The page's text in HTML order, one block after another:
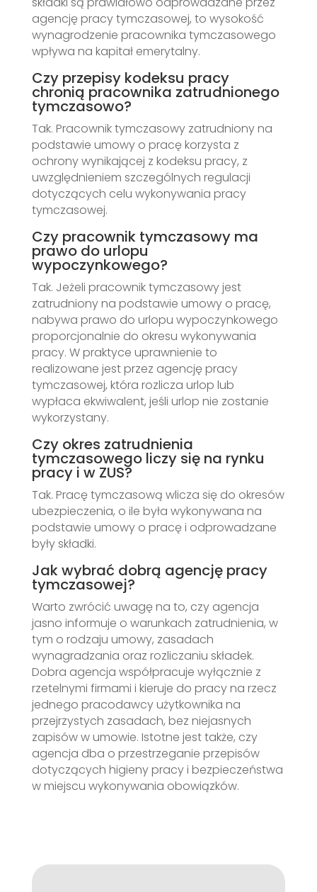
agencję pracy tymczasowej, to wysokość
wynagrodzenie pracownika tymczasowego
wpływa na kapitał emerytalny.
Czy przepisy kodeksu pracy
chronią pracownika zatrudnionego
tymczasowo?
Tak. Pracownik tymczasowy zatrudniony na
podstawie umowy o pracę korzysta z
ochrony wynikającej z kodeksu pracy, z
uwzględnieniem szczególnych regulacji
dotyczących celu wykonywania pracy
tymczasowej.
Czy pracownik tymczasowy ma
prawo do urlopu
wypoczynkowego?
Tak. Jeżeli pracownik tymczasowy jest
zatrudniony na podstawie umowy o pracę,
nabywa prawo do urlopu wypoczynkowego
proporcjonalnie do okresu wykonywania
pracy. W praktyce uprawnienie to
realizowane jest przez agencję pracy
tymczasowej, która rozlicza urlop lub
wypłaca ekwiwalent, jeśli urlop nie zostanie
wykorzystany.
Czy okres zatrudnienia
tymczasowego liczy się na rynku
pracy i w ZUS?
Tak. Pracę tymczasową wlicza się do okresów
ubezpieczenia, o ile była wykonywana na
podstawie umowy o pracę i odprowadzane
były składki.
Jak wybrać dobrą agencję pracy
tymczasowej?
Warto zwrócić uwagę na to, czy agencja
jasno informuje o warunkach zatrudnienia, w
tym o rodzaju umowy, zasadach
wynagradzania oraz rozliczaniu składek.
Dobra agencja współpracuje wyłącznie z
rzetelnymi firmami i kieruje do pracy na rzecz
jednego pracodawcy użytkownika na
przejrzystych zasadach, bez niejasnych
zapisów w umowie. Istotne jest także, czy
agencja dba o przestrzeganie przepisów
dotyczących higieny pracy i bezpieczeństwa
w miejscu wykonywania obowiązków.